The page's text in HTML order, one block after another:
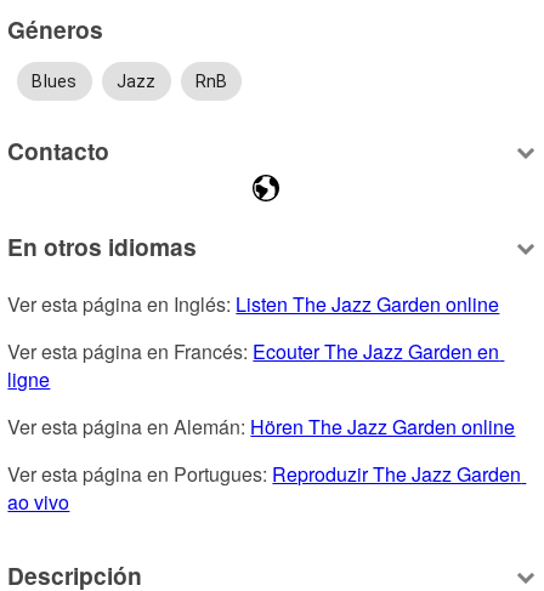
Géneros
Blues Jazz RnB
Contacto
En otros idiomas
Ver esta página en Inglés: Listen The Jazz Garden online
Ver esta página en Francés: Ecouter The Jazz Garden en
ligne
Ver esta página en Alemán: Hören The Jazz Garden online
Ver esta página en Portugues: Reproduzir The Jazz Garden
ao vivo
Descripción